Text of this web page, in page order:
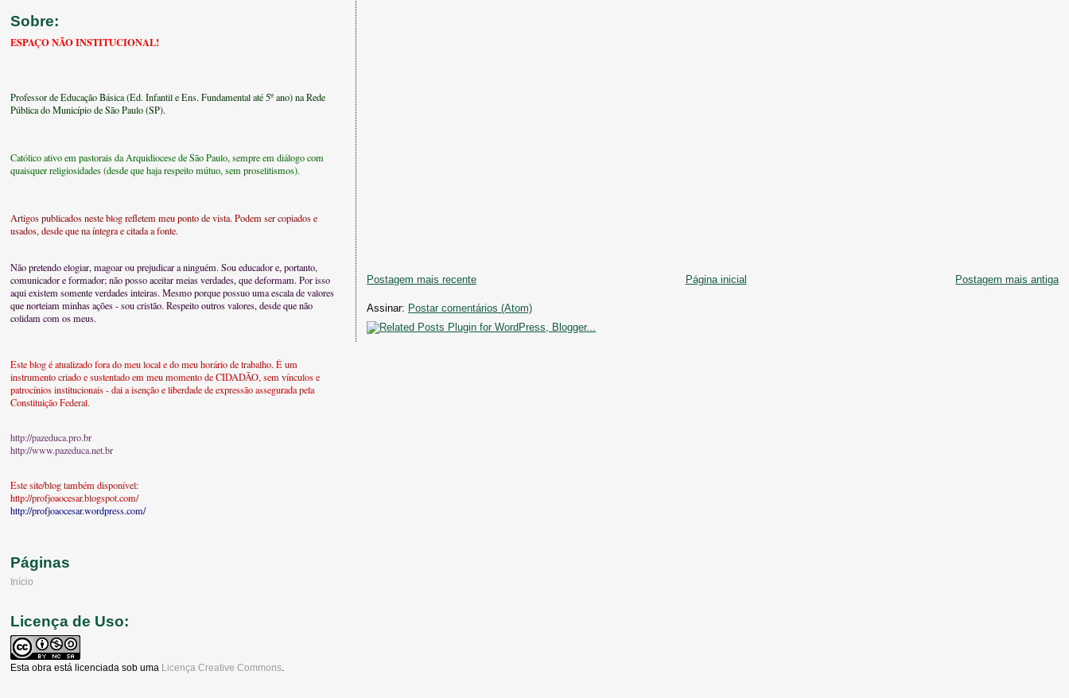
Postagem mais recente Postagem mais antiga
Página inicial
Assinar: Postar comentários (Atom)
Sobre:
ESPAÇO NÃO INSTITUCIONAL!
Professor de Educação Básica (Ed. Infantil e Ens. Fundamental até 5º ano) na Rede
Pública do Município de São Paulo (SP).
Católico ativo em pastorais da Arquidiocese de São Paulo, sempre em diálogo com
quaisquer religiosidades (desde que haja respeito mútuo, sem proselitismos).
Artigos publicados neste blog refletem meu ponto de vista. Podem ser copiados e
usados, desde que na íntegra e citada a fonte.
Não pretendo elogiar, magoar ou prejudicar a ninguém. Sou educador e, portanto,
comunicador e formador; não posso aceitar meias verdades, que deformam. Por isso
aqui existem somente verdades inteiras. Mesmo porque possuo uma escala de valores
que norteiam minhas ações - sou cristão. Respeito outros valores, desde que não
colidam com os meus.
Este blog é atualizado fora do meu local e do meu horário de trabalho. É um
instrumento criado e sustentado em meu momento de CIDADÃO, sem vínculos e
patrocínios institucionais - dai a isenção e liberdade de expressão assegurada pela
Constituição Federal.
http://pazeduca.pro.br
http://www.pazeduca.net.br
Este site/blog também disponível:
http://profjoaocesar.blogspot.com/
http://profjoaocesar.wordpress.com/
Páginas
Início
Licença de Uso:
Esta obra está licenciada sob uma Licença Creative Commons.